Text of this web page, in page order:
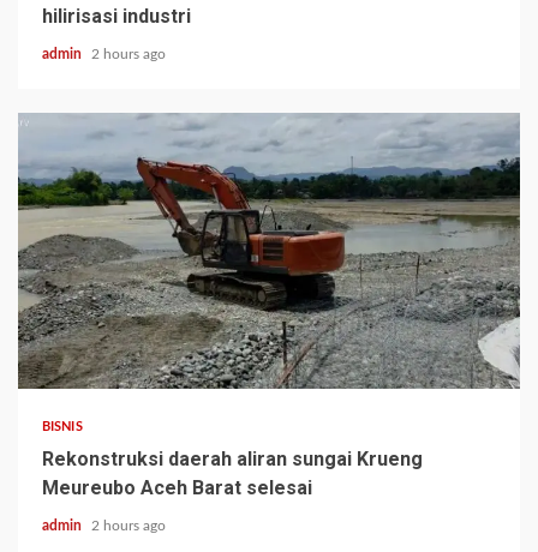
hilirisasi industri
admin 2 hours ago
BISNIS
Rekonstruksi daerah aliran sungai Krueng
Meureubo Aceh Barat selesai
admin 2 hours ago